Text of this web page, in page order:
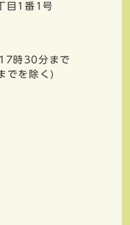
目1番1号
時30分まで
でを除く)